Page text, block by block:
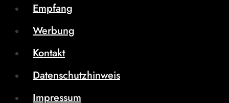
Empfang
Werbung
Kontakt
Datenschutzhinweis
Impressum